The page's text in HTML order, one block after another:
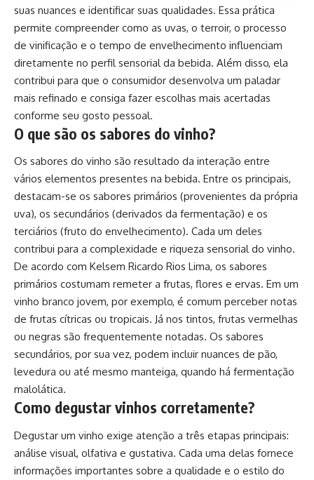
suas nuances e identificar suas qualidades. Essa prática
permite compreender como as uvas, o terroir, o processo
de vinificação e o tempo de envelhecimento influenciam
diretamente no perfil sensorial da bebida. Além disso, ela
contribui para que o consumidor desenvolva um paladar
mais refinado e consiga fazer escolhas mais acertadas
conforme seu gosto pessoal.
O que são os sabores do vinho?
Os sabores do vinho são resultado da interação entre
vários elementos presentes na bebida. Entre os principais,
destacam-se os sabores primários (provenientes da própria
uva), os secundários (derivados da fermentação) e os
terciários (fruto do envelhecimento). Cada um deles
contribui para a complexidade e riqueza sensorial do vinho.
De acordo com Kelsem Ricardo Rios Lima, os sabores
primários costumam remeter a frutas, flores e ervas. Em um
vinho branco jovem, por exemplo, é comum perceber notas
de frutas cítricas ou tropicais. Já nos tintos, frutas vermelhas
ou negras são frequentemente notadas. Os sabores
secundários, por sua vez, podem incluir nuances de pão,
levedura ou até mesmo manteiga, quando há fermentação
malolática.
Como degustar vinhos corretamente?
Degustar um vinho exige atenção a três etapas principais:
análise visual, olfativa e gustativa. Cada uma delas fornece
informações importantes sobre a qualidade e o estilo do